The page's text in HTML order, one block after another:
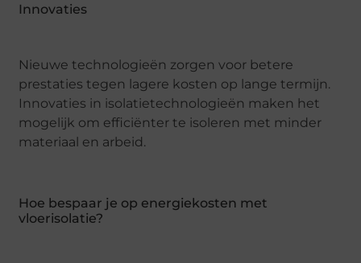
Innovaties
Nieuwe technologieën zorgen voor betere
prestaties tegen lagere kosten op lange termijn.
Innovaties in isolatietechnologieën maken het
mogelijk om efficiënter te isoleren met minder
materiaal en arbeid.
Hoe bespaar je op energiekosten met
vloerisolatie?